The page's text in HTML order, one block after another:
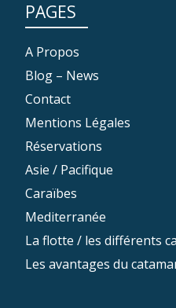
PAGES
A Propos
Blog – News
Contact
Mentions Légales
Réservations
Asie / Pacifique
Caraïbes
Mediterranée
La flotte / les différents
Les avantages du